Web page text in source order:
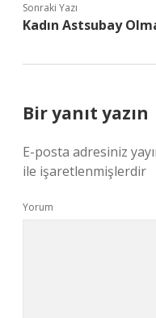
Sonraki Yazı
Kadın Astsubay
Bir yanıt yazın
E-posta adresiniz
ile işaretlenmişlerdir
Yorum